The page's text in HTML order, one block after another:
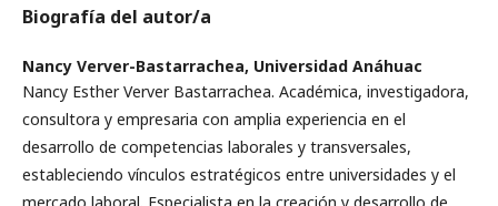
Biografía del autor/a
Nancy Verver-Bastarrachea, Universidad Anáhuac
Nancy Esther Verver Bastarrachea. Académica, investigadora,
consultora y empresaria con amplia experiencia en el
desarrollo de competencias laborales y transversales,
estableciendo vínculos estratégicos entre universidades y el